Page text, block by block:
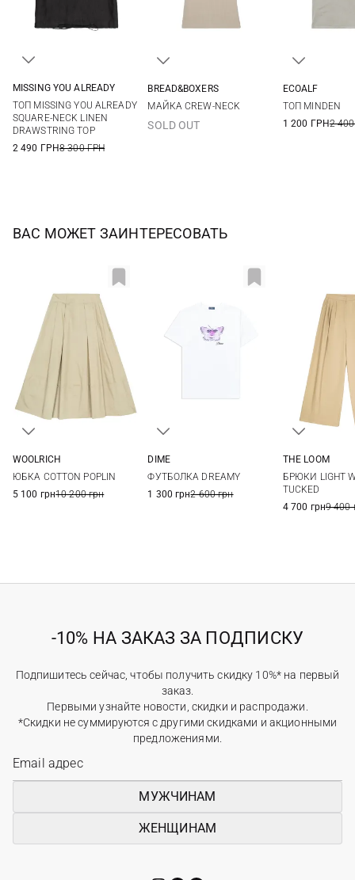
MISSING YOU ALREADY
ТОП MISSING YOU ALREADY
SQUARE-NECK LINEN
DRAWSTRING TOP
2 490 ГРН8 300 ГРН
BREAD&BOXERS
МАЙКА CREW-NECK
SOLD OUT
ECOALF
ТОП MINDEN
1 200 ГРН2
ВАС МОЖЕТ ЗАИНТЕРЕСОВАТЬ
WOOLRICH
ЮБКА COTTON POPLIN
5 100 грн10 200 грн
DIME
ФУТБОЛКА DREAMY
1 300 грн2 600 грн
THE LOOM
БРЮКИ LIGHT
TUCKED
4 700 грн9 400
-10% НА ЗАКАЗ ЗА ПОДПИСКУ
Подпишитесь сейчас, чтобы получить скидку 10%* на первый
заказ.
Первыми узнайте новости, скидки и распродажи.
*Скидки не суммируются с другими скидками и акционными
предложениями.
МУЖЧИНАМ
ЖЕНЩИНАМ